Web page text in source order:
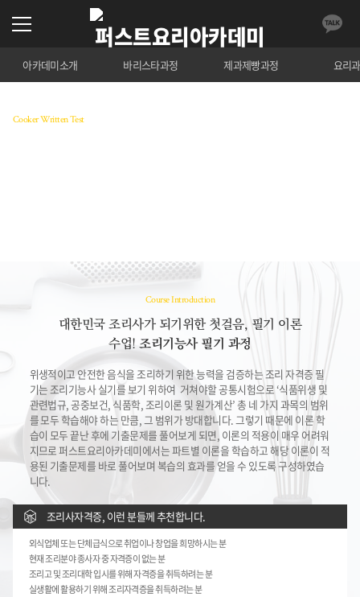
아카데미소개 바리스타과정 제과제빵과정 요리
Cooker Written Test
Course Introduction
대한민국 조리사가 되기위한 첫걸음, 필기 이론
수업!조리기능사 필기 과정
위생적이고 안전한 음식을 조리하기 위한 능력을 검증하는 조리 자격증 필
기는 조리기능사 실기를 보기 위하여 거쳐야할 공통시험으로 ‘식품위생 및
관련법규, 공중보건, 식품학, 조리이론 및 원가계산’ 총 네 가지 과목의 범위
를 모두학습해야 하는 만큼, 그 범위가 방대합니다. 그렇기 때문에 이론 학
습이 모두 끝난 후에 기출문제를 풀어보게 되면, 이론의 적용이 매우 어려워
지므로 퍼스트요리아카데미에서는 파트별 이론을 학습하고 해당 이론이 적
용된 기출문제를 바로 풀어보며 복습의 효과를 얻을 수 있도록 구성하였습
니다.
조리사자격증, 이런 분들께 추천합니다.
외식업체 또는 단체급식으로 취업이나 창업을 희망하시는 분
현재 조리분야 종사자 중 자격증이 없는 분
조리고 및 조리대학 입시를 위해 자격증을 취득하려는 분
실생활에 활용하기 위해 조리자격증을 취득하려는 분